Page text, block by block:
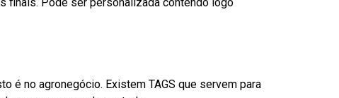
é no agronegócio. Existem TAGS que servem para